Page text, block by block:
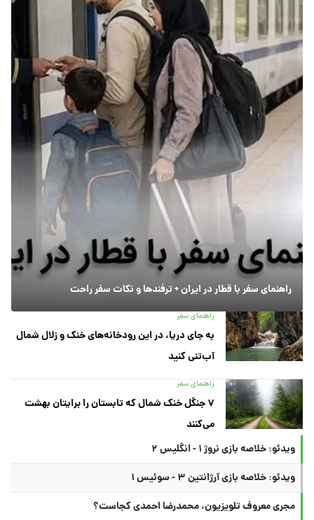
راهنمای سفر با قطار در ایران + ترفندها و نکات سفر راحت
راهنمای سفر
به جای دریا، در این رودخانه‌های خنک و زلال شمال
آب‌تنی کنید
راهنمای سفر
۷ جنگل خنک شمال که تابستان را برایتان بهشت
می‌کنند
ویدئو: خلاصه بازی نروژ ۱ - انگلیس ۲
ویدئو: خلاصه بازی آرژانتین ۳ - سوئیس ۱
مجری معروف تلویزیون، محمدرضا احمدی کجاست؟